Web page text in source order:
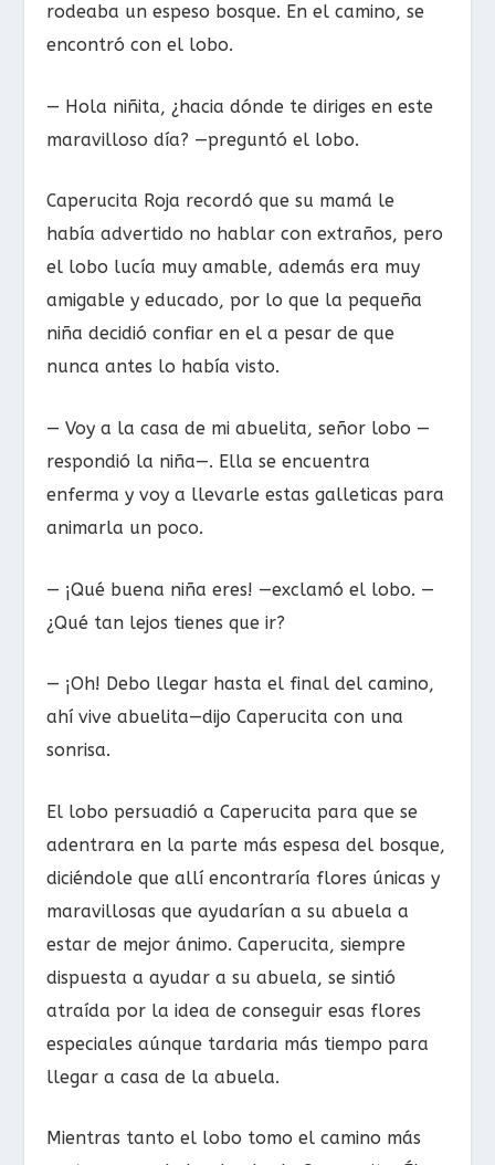
rodeaba un espeso bosque. En el camino, se
encontró con el lobo.
— Hola niñita, ¿hacia dónde te diriges en este
maravilloso día? —preguntó el lobo.
Caperucita Roja recordó que su mamá le
había advertido no hablar con extraños, pero
el lobo lucía muy amable, además era muy
amigable y educado, por lo que la pequeña
niña decidió confiar en el a pesar de que
nunca antes lo había visto.
— Voy a la casa de mi abuelita, señor lobo —
respondió la niña—. Ella se encuentra
enferma y voy a llevarle estas galleticas para
animarla un poco.
— ¡Qué buena niña eres! —exclamó el lobo. —
¿Qué tan lejos tienes que ir?
— ¡Oh! Debo llegar hasta el final del camino,
ahí vive abuelita—dijo Caperucita con una
sonrisa.
El lobo persuadió a Caperucita para que se
adentrara en la parte más espesa del bosque,
diciéndole que allí encontraría flores únicas y
maravillosas que ayudarían a su abuela a
estar de mejor ánimo. Caperucita, siempre
dispuesta a ayudar a su abuela, se sintió
atraída por la idea de conseguir esas flores
especiales aúnque tardaria más tiempo para
llegar a casa de la abuela.
Mientras tanto el lobo tomo el camino más